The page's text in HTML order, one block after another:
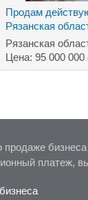
Продам
Рязанская
Рязанская
Цена: 95 000 000
платеж,